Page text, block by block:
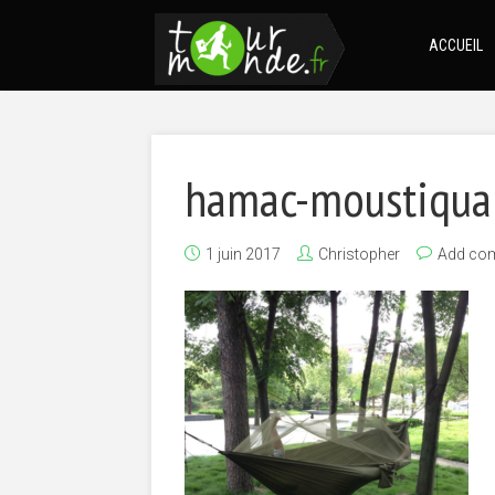
ACCUEIL
hamac-
1 juin 2017 Christopher Add